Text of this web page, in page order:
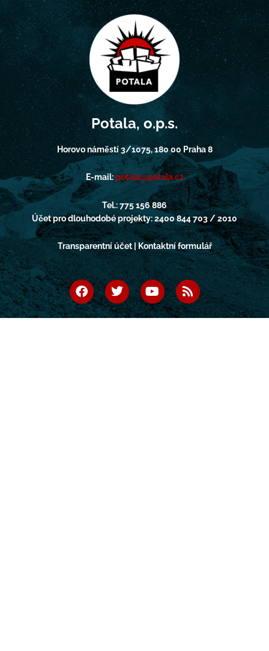
Potala, o.p.s.
Horovo náměstí 3/1075, 180 00 Praha 8
E-mail:potala@potala.cz
Tel.: 775 156 886
Účet pro dlouhodobé projekty: 2400 844 703 / 2010
Transparentní účet | Kontaktní formulář
F
a
c
e
T
w
i
t
Y
o
u
t
R
s
s